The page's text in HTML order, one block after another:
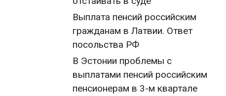
Выплата пенсий российским
гражданам в Латвии. Ответ
посольства РФ
В Эстонии проблемы с
выплатами пенсий российским
пенсионерам в 3-м квартале